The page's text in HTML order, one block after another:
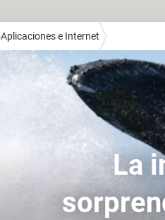
Aplicaciones e Internet
La